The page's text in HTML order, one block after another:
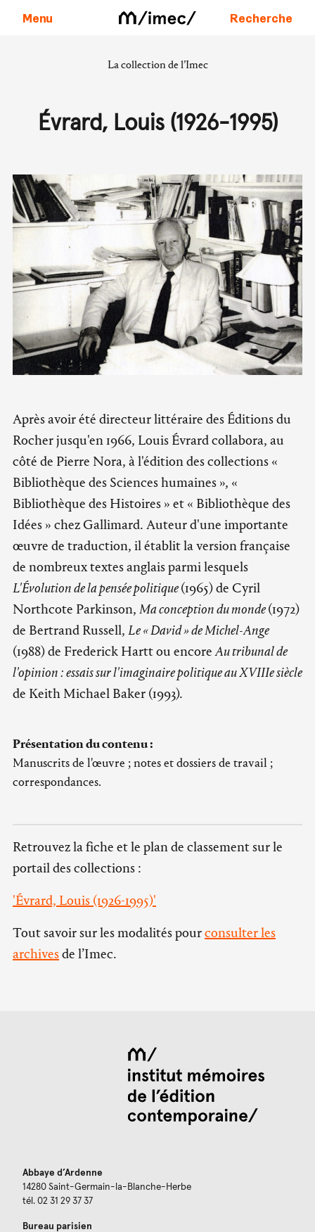
Menu Recherche
La collection de l’Imec
Évrard, Louis (1926-1995)
Après avoir été directeur littéraire des Éditions du
Rocher jusqu'en 1966, Louis Évrard collabora, au
côté de Pierre Nora, à l'édition des collections «
Bibliothèque des Sciences humaines », «
Bibliothèque des Histoires » et « Bibliothèque des
Idées » chez Gallimard. Auteur d'une importante
œuvre de traduction, il établit la version française
de nombreux textes anglais parmi lesquels
L'Évolution de la pensée politique(1965) de Cyril
Northcote Parkinson, Ma conception du monde(1972)
de Bertrand Russell, Le « David » de Michel-Ange
(1988) de Frederick Hartt ou encoreAu tribunal de
l'opinion : essais sur l'imaginaire politique au XVIIIe siècle
de Keith Michael Baker (1993).
Présentation du contenu :
Manuscrits de l'œuvre ; notes et dossiers de travail ;
correspondances.
Retrouvez la fiche et le plan de classement sur le
portail des collections :
'Évrard, Louis (1926-1995)'
Tout savoir sur les modalités pourconsulter les
archivesde l’Imec.
Abbaye d’Ardenne
14280 Saint-Germain-la-Blanche-Herbe
tél. 02 31 29 37 37
Bureau parisien